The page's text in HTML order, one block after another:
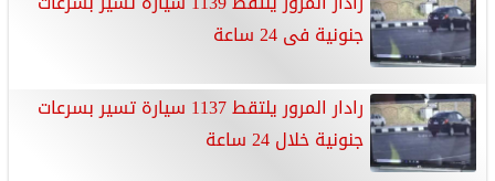
جنونية فى 24 ساعة
رادار المرور يلتقط 1137 سيارة تسير بسرعات
جنونية خلال 24 ساعة